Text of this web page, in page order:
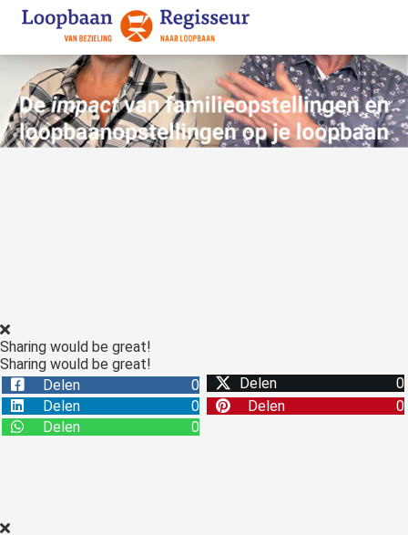
Sharing would be great!
Sharing would be great!
Delen
0 Delen
0
Delen
0 Delen
0
Delen
0
policy
Ze
gebruikt
deze
kan de
niet